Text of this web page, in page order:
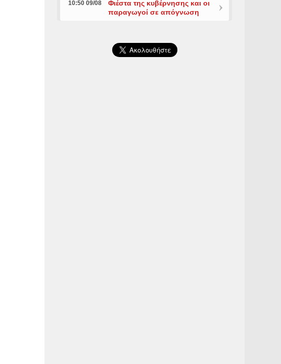
10:50 09/08
Φιέστα της κυβέρνησης και οι
παραγωγοί σε απόγνωση